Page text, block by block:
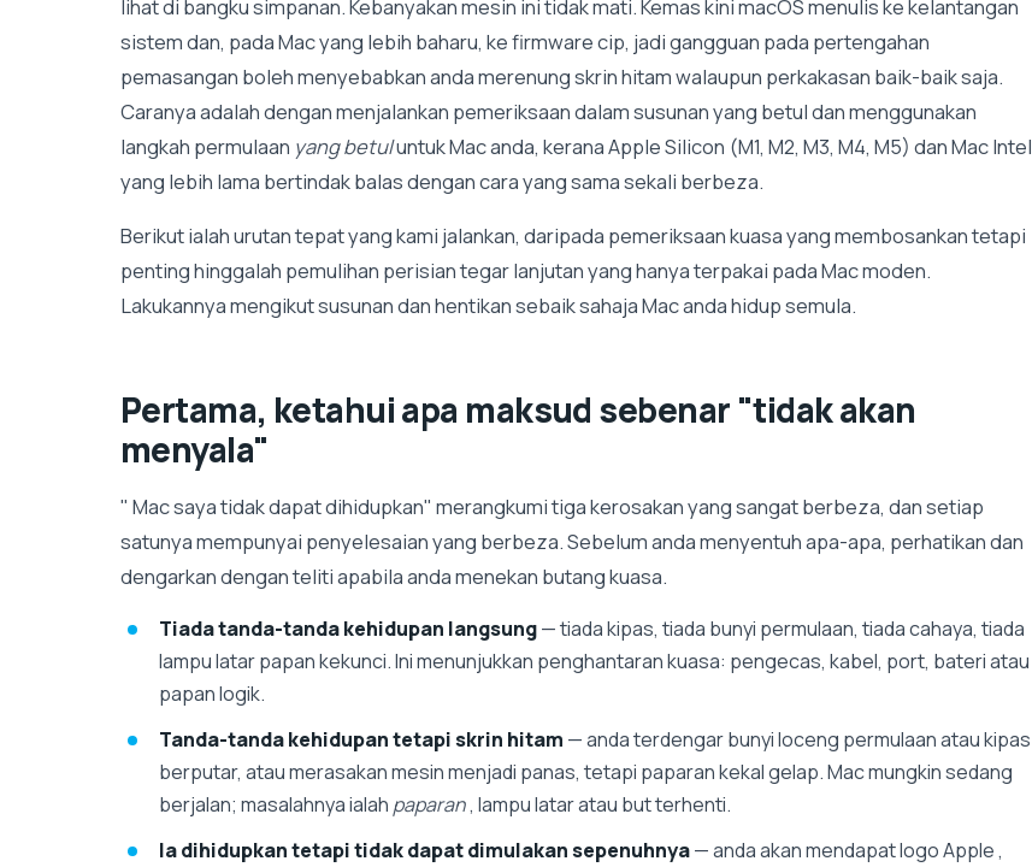
lihat di bangku simpanan. Kebanyakan mesin ini tidak mati. Kemas kini macOS menulis ke kelantangan
sistem dan, pada Mac yang lebih baharu, ke firmware cip, jadi gangguan pada pertengahan
pemasangan boleh menyebabkan anda merenung skrin hitam walaupun perkakasan baik-baik saja.
Caranya adalah dengan menjalankan pemeriksaan dalam susunan yang betul dan menggunakan
langkah permulaan yang betuluntuk Mac anda, kerana Apple Silicon (M1, M2, M3, M4, M5) dan Mac Intel
yang lebih lama bertindak balas dengan cara yang sama sekali berbeza.
Berikut ialah urutan tepat yang kami jalankan, daripada pemeriksaan kuasa yang membosankan tetapi
penting hinggalah pemulihan perisian tegar lanjutan yang hanya terpakai pada Mac moden.
Lakukannya mengikut susunan dan hentikan sebaik sahaja Mac anda hidup semula.
Pertama, ketahui apa maksud sebenar "tidak akan
menyala"
" Mac saya tidak dapat dihidupkan" merangkumi tiga kerosakan yang sangat berbeza, dan setiap
satunya mempunyai penyelesaian yang berbeza. Sebelum anda menyentuh apa-apa, perhatikan dan
dengarkan dengan teliti apabila anda menekan butang kuasa.
Tiada tanda-tanda kehidupan langsung— tiada kipas, tiada bunyi permulaan, tiada cahaya, tiada
lampu latar papan kekunci. Ini menunjukkan penghantaran kuasa: pengecas, kabel, port, bateri atau
papan logik.
Tanda-tanda kehidupan tetapi skrin hitam — anda terdengar bunyi loceng permulaan atau kipas
berputar, atau merasakan mesin menjadi panas, tetapi paparan kekal gelap. Mac mungkin sedang
berjalan; masalahnya ialah paparan, lampu latar atau but terhenti.
Ia dihidupkan tetapi tidak dapat dimulakan sepenuhnya— anda akan mendapat logo Apple ,